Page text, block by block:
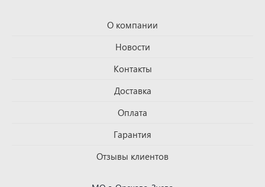
О компании
Новости
Контакты
Доставка
Оплата
Гарантия
Отзывы клиентов